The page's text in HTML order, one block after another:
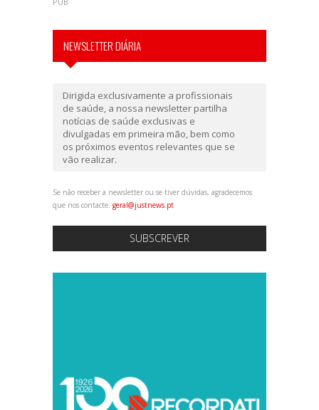
NEWSLETTER DIÁRIA
Dirigida exclusivamente a profissionais
de saúde, a nossa newsletter partilha
notícias de saúde exclusivas e
divulgadas em primeira mão, bem como
os próximos eventos relevantes que se
vão realizar.
Se não receber a newsletter ou se tiver dúvidas, agradecemos
que nos contacte: geral@justnews.pt
SUBSCREVER